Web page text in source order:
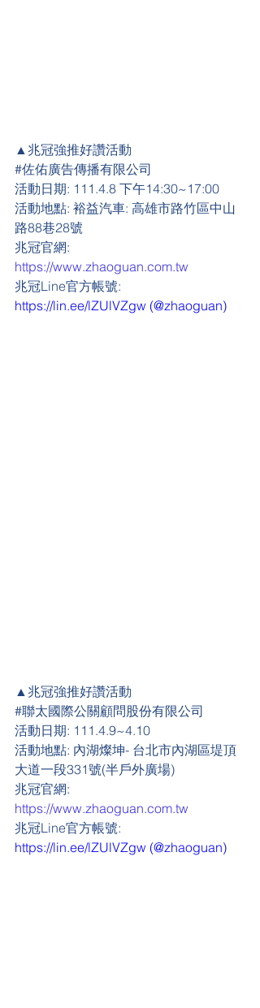
▲兆冠強推好讚活動
#佐佑廣告傳播有限公司
活動日期: 111.4.8 下午14:30~17:00
活動地點: 裕益汽車: 高雄市路竹區中山
路88巷28號
兆冠官網:
https://www.zhaoguan.com.tw
兆冠Line官方帳號:
https://lin.ee/lZUlVZgw (@zhaoguan)
▲兆冠強推好讚活動
#聯太國際公關顧問股份有限公司
活動日期: 111.4.9~4.10
活動地點: 內湖燦坤- 台北市內湖區堤頂
大道一段331號(半戶外廣場)
兆冠官網:
https://www.zhaoguan.com.tw
兆冠Line官方帳號:
https://lin.ee/lZUlVZgw (@zhaoguan)